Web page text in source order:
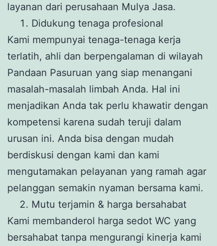
layanan dari perusahaan Mulya Jasa.
Didukung tenaga profesional
Kami mempunyai tenaga-tenaga kerja
terlatih, ahli dan berpengalaman di wilayah
Pandaan Pasuruan yang siap menangani
masalah-masalah limbah Anda. Hal ini
menjadikan Anda tak perlu khawatir dengan
kompetensi karena sudah teruji dalam
urusan ini. Anda bisa dengan mudah
berdiskusi dengan kami dan kami
mengutamakan pelayanan yang ramah agar
pelanggan semakin nyaman bersama kami.
Mutu terjamin & harga bersahabat
Kami membanderol harga sedot WC yang
bersahabat tanpa mengurangi kinerja kami